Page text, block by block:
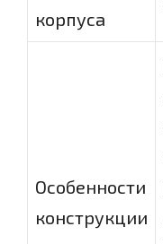
корпуса
Особенности
конструкции